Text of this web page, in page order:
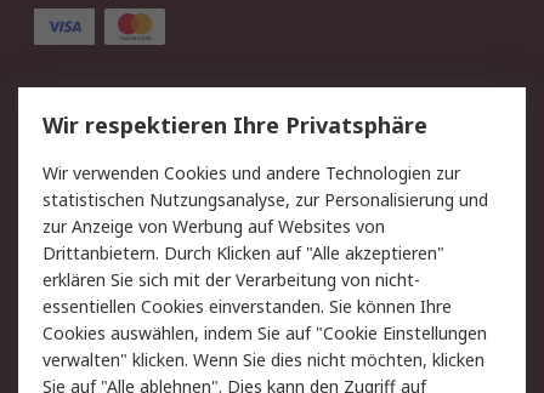
Service
Value Added Services
Lieferlösungen
Rücksendung/Entsorgung Kontakt
Hilfe
Rechtliches
RS Verkaufs- und
Lieferbedingungen
Datenschutz
Cookie-Richtlinie Zahlungsbedingungen
Wir respektieren Ihre Privatsphäre
Wir verwenden Cookies und andere Technologien zur
statistischen Nutzungsanalyse, zur Personalisierung und
zur Anzeige von Werbung auf Websites von
Drittanbietern. Durch Klicken auf "Alle akzeptieren"
erklären Sie sich mit der Verarbeitung von nicht-
essentiellen Cookies einverstanden. Sie können Ihre
Cookies auswählen, indem Sie auf "Cookie Einstellungen
verwalten" klicken. Wenn Sie dies nicht möchten, klicken
Sie auf "Alle ablehnen". Dies kann den Zugriff auf